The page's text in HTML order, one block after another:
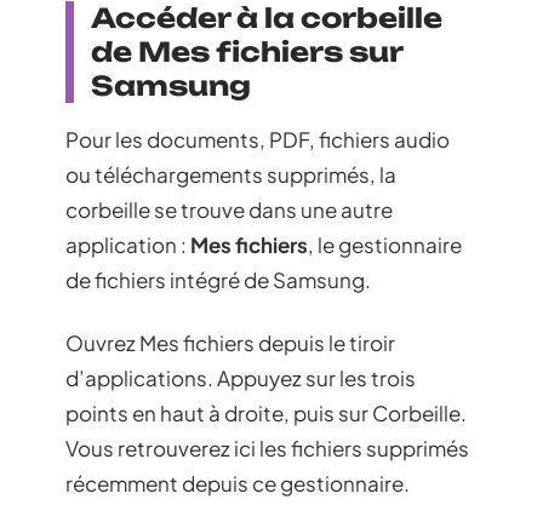
Accéder à la corbeille
de Mes fichiers sur
Samsung
Pour les documents, PDF, fichiers audio
ou téléchargements supprimés, la
corbeille se trouve dans une autre
application : Mes fichiers, le gestionnaire
de fichiers intégré de Samsung.
Ouvrez Mes fichiers depuis le tiroir
d’applications. Appuyez sur les trois
points en haut à droite, puis sur Corbeille.
Vous retrouverez ici les fichiers supprimés
récemment depuis ce gestionnaire.